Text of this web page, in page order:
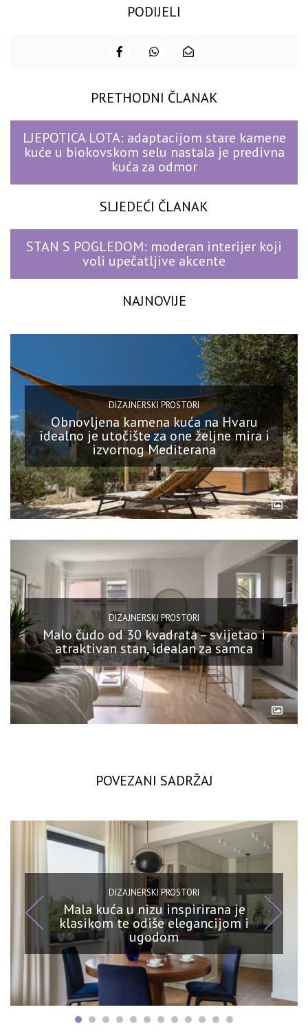
PODIJELI
PRETHODNI ČLANAK
LJEPOTICA LOTA: adaptacijom stare kamene
kuće u biokovskom selu nastala je predivna
kuća za odmor
SLJEDEĆI ČLANAK
STAN S POGLEDOM: moderan interijer koji
voli upečatljive akcente
NAJNOVIJE
DIZAJNERSKI PROSTORI
Obnovljena kamena kuća na Hvaru
idealno je utočište za one željne mira i
izvornog Mediterana
DIZAJNERSKI PROSTORI
Malo čudo od 30 kvadrata – svijetao i
atraktivan stan, idealan za samca
POVEZANI SADRŽAJ
DIZAJNERSKI PROSTORI
Mala kuća u nizu inspirirana je
klasikom te odiše elegancijom i
ugodom